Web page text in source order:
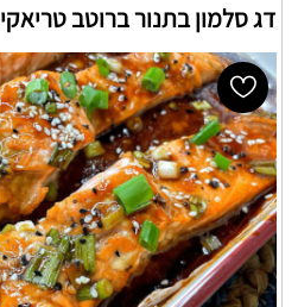
דג סלמון בתנור ברוטב טריאקי